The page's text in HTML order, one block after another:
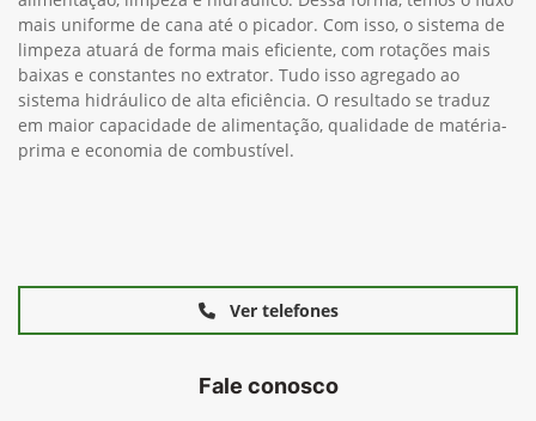
mais uniforme de cana até o picador. Com isso, o sistema de
limpeza atuará de forma mais eficiente, com rotações mais
baixas e constantes no extrator. Tudo isso agregado ao
sistema hidráulico de alta eficiência. O resultado se traduz
em maior capacidade de alimentação, qualidade de matéria-
prima e economia de combustível.
Ver telefones
Fale conosco